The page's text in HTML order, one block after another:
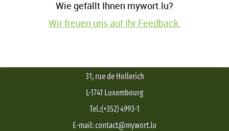
Wie gefällt Ihnen mywort.lu?
Wir freuen uns auf Ihr Feedback.
31, rue de Hollerich
L-1741 Luxembourg
Tel.:(+352) 4993-1
E-mail: contact@mywort.lu